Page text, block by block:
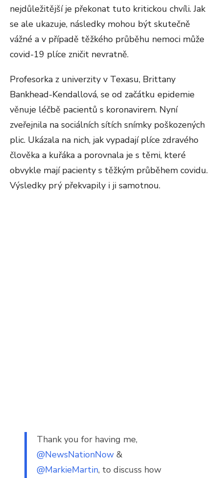
nejdůležitější je překonat tuto kritickou chvíli. Jak
se ale ukazuje, následky mohou být skutečně
vážné a v případě těžkého průběhu nemoci může
covid-19 plíce zničit nevratně.
Profesorka z univerzity v Texasu, Brittany
Bankhead-Kendallová, se od začátku epidemie
věnuje léčbě pacientů s koronavirem. Nyní
zveřejnila na sociálních sítích snímky poškozených
plic. Ukázala na nich, jak vypadají plíce zdravého
člověka a kuřáka a porovnala je s těmi, které
obvykle mají pacienty s těžkým průběhem covidu.
Výsledky prý překvapily i ji samotnou.
Thank you for having me,
@NewsNationNow &
@MarkieMartin, to discuss how